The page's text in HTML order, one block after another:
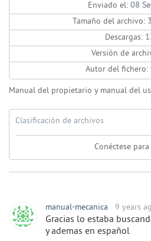
Enviado el: 08
Tamaño del archivo:
Descargas:
Versión de
Autor del fichero:
Manual del propietario y manual del
Clasificación de archivos
Conéctese
manual-mecanica 9 years
Gracias lo estaba
y ademas en español